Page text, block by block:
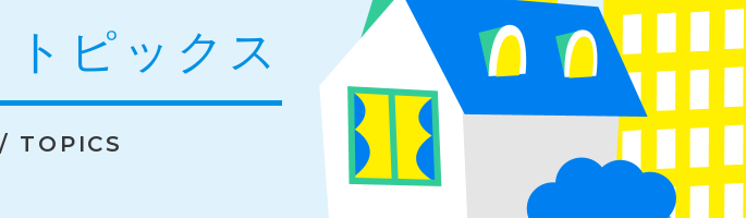
トピックス
TOPICS